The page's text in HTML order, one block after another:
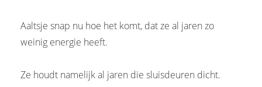
Aaltsje snap nu hoe het komt, dat ze al jaren zo
weinig energie heeft.
Ze houdt namelijk al jaren die sluisdeuren dicht.